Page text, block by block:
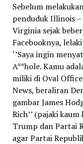
Sebelum
penduduk Illinois –
Virginia sejak
Facebooknya,
‘’Saya ingin
A**hole. Kamu
miliki di Oval
News, beraliran
gambar James
Rich’’ (pajaki
Trump dan Partai
agar Partai